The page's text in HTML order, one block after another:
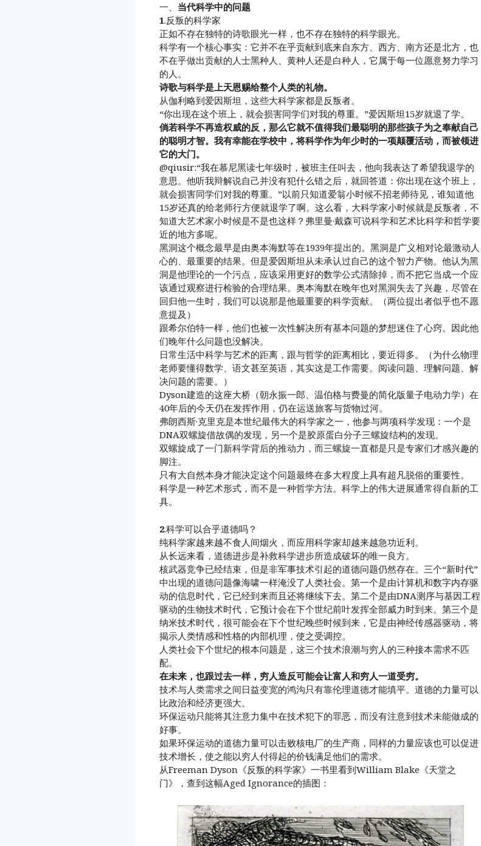
一、 当代科学中的问题
1.反叛的科学家
正如不存在独特的诗歌眼光一样，也不存在独特的科学眼光。
科学有一个核心事实：它并不在乎贡献到底来自东方、西方、南方还是北方，也
不在乎做出贡献的人士黑种人、黄种人还是白种人，它属于每一位愿意努力学习
的人。
诗歌与科学是上天恩赐给整个人类的礼物。
从伽利略到爱因斯坦，这些大科学家都是反叛者。
“你出现在这个班上，就会损害同学们对我的尊重。”爱因斯坦15岁就退了学。
倘若科学不再造权威的反，那么它就不值得我们最聪明的那些孩子为之奉献自己
的聪明才智。我有幸能在学校中，将科学作为年少时的一项颠覆活动，而被领进
它的大门。
@qiusir:“我在慕尼黑读七年级时，被班主任叫去，他向我表达了希望我退学的
意思。他听我辩解说自己并没有犯什么错之后，就回答道：你出现在这个班上，
就会损害同学们对我的尊重。”以前只知道爱翁小时候不招老师待见，谁知道他
15岁还真的给老师行方便就退学了啊。这么看，大科学家小时候就是反叛者，不
知道大艺术家小时候是不是也这样？弗里曼·戴森可说科学和艺术比科学和哲学要
近的地方多呢。
黑洞这个概念最早是由奥本海默等在1939年提出的。黑洞是广义相对论最激动人
心的、最重要的结果。但是爱因斯坦从未承认过自己的这个智力产物。他认为黑
洞是他理论的一个污点，应该采用更好的数学公式清除掉，而不把它当成一个应
该通过观察进行检验的合理结果。奥本海默在晚年也对黑洞失去了兴趣，尽管在
回归他一生时，我们可以说那是他最重要的科学贡献。（两位提出者似乎也不愿
意提及）
跟希尔伯特一样，他们也被一次性解决所有基本问题的梦想迷住了心窍。因此他
们晚年什么问题也没解决。
日常生活中科学与艺术的距离，跟与哲学的距离相比，要近得多。（为什么物理
老师要懂得数学、语文甚至英语，其实这是工作需要。阅读问题、理解问题、解
决问题的需要。）
Dyson建造的这座大桥（朝永振一郎、温伯格与费曼的简化版量子电动力学）在
40年后的今天仍在发挥作用，仍在运送旅客与货物过河。
弗朗西斯·克里克是本世纪最伟大的科学家之一，他参与两项科学发现：一个是
DNA双螺旋借故偶的发现，另一个是胶原蛋白分子三螺旋结构的发现。
双螺旋成了一门新科学背后的推动力，而三螺旋一直都是只是专家们才感兴趣的
脚注。
只有大自然本身才能决定这个问题最终在多大程度上具有超凡脱俗的重要性。
科学是一种艺术形式，而不是一种哲学方法。科学上的伟大进展通常得自新的工
具。
2.科学可以合乎道德吗？
纯科学家越来越不食人间烟火，而应用科学家却越来越急功近利。
从长远来看，道德进步是补救科学进步所造成破坏的唯一良方。
核武器竞争已经结束，但是非军事技术引起的道德问题仍然存在。三个“新时代”
中出现的道德问题像海啸一样淹没了人类社会。第一个是由计算机和数字内存驱
动的信息时代，它已经到来而且还将继续下去。第二个是由DNA测序与基因工程
驱动的生物技术时代，它预计会在下个世纪前叶发挥全部威力时到来。第三个是
纳米技术时代，很可能会在下个世纪晚些时候到来，它是由神经传感器驱动，将
揭示人类情感和性格的内部机理，使之受调控。
人类社会下个世纪的根本问题是，这三个技术浪潮与穷人的三种接本需求不匹
配。
在未来，也跟过去一样，穷人造反可能会让富人和穷人一道受穷。
技术与人类需求之间日益变宽的鸿沟只有靠伦理道德才能填平。道德的力量可以
比政治和经济更强大。
环保运动只能将其注意力集中在技术犯下的罪恶，而没有注意到技术未能做成的
好事。
如果环保运动的道德力量可以击败核电厂的生产商，同样的力量应该也可以促进
技术增长，使之能以穷人付得起的价钱满足他们的需求。
从Freeman Dyson《反叛的科学家》一书里看到William Blake《天堂之
门》，查到这幅Aged Ignorance的插图：